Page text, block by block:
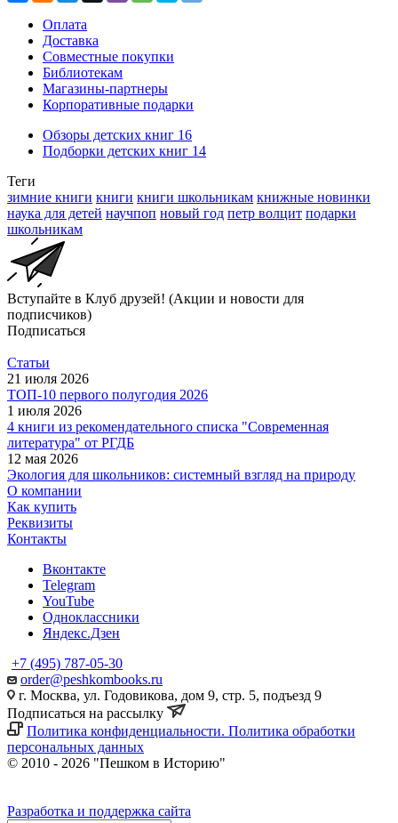
Оплата
Доставка
Совместные покупки
Библиотекам
Магазины-партнеры
Корпоративные подарки
Обзоры детских книг 16
Подборки детских книг 14
Теги
зимние книги книги книги школьникам книжные новинки
наука для детей научпоп новый год петр волцит подарки
школьникам
Вступайте в Клуб друзей! (Акции и новости для
подписчиков)
Подписаться
Статьи
21 июля 2026
ТОП-10 первого полугодия 2026
1 июля 2026
4 книги из рекомендательного списка "Современная
литература" от РГДБ
12 мая 2026
Экология для школьников: системный взгляд на природу
О компании
Как купить
Реквизиты
Контакты
Вконтакте
Telegram
YouTube
Одноклассники
Яндекс.Дзен
+7 (495) 787-05-30
order@peshkombooks.ru
г. Москва, ул. Годовикова, дом 9, стр. 5, подъезд 9
Подписаться на рассылку
Политика конфиденциальности. Политика обработки
персональных данных
© 2010 - 2026 "Пешком в Историю"
Разработка и поддержка сайта